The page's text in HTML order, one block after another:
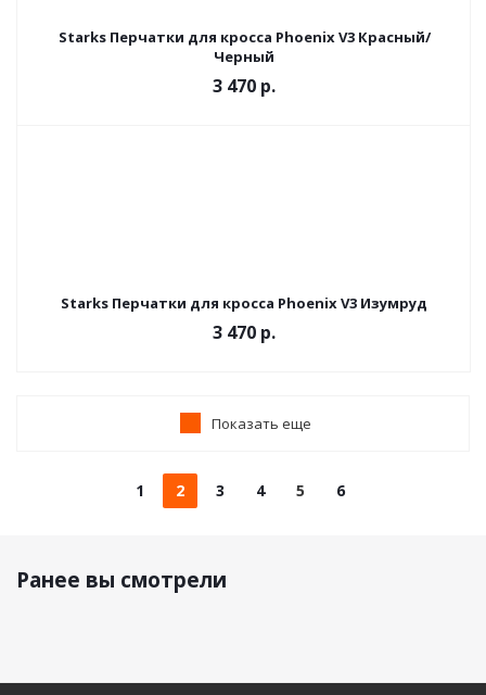
Starks Перчатки для кросса Phoenix V3 Красный/
Черный
3 470 р.
Starks Перчатки для кросса Phoenix V3 Изумруд
3 470 р.
Показать еще
1 2 3 4 5 6
Ранее вы смотрели